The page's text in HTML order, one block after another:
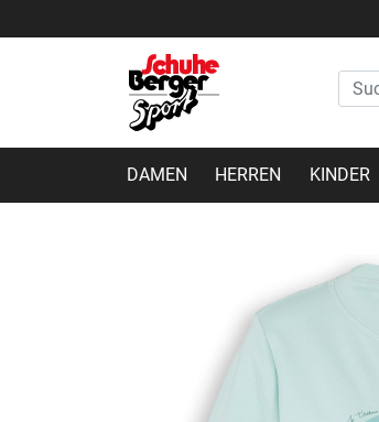
DAMEN HERREN KINDER